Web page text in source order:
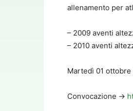
allenamento per
– 2009 aventi
– 2010 aventi
Martedì 01 ottobre
Convocazione ->